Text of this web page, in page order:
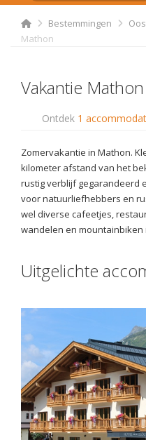
Bestemmingen
Mathon
Vakantie Mathon
Ontdek 1
Zomervakantie in Mathon.
kilometer afstand van het
rustig verblijf gegarandeerd
voor natuurliefhebbers en
wel diverse cafeetjes,
wandelen en mountainbiken
Uitgelichte